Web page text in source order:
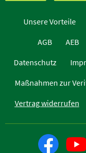
Unsere Vorteile
AGB
AEB
Datenschutz
Maßnahmen zur
Vertrag widerrufen